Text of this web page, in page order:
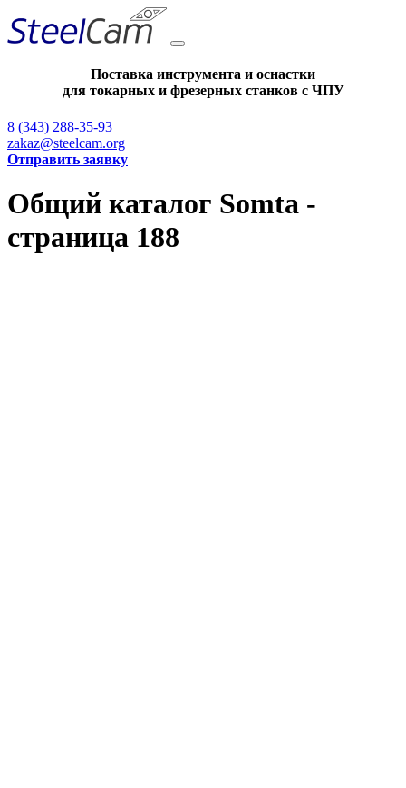
Поставка инструмента и оснастки
для токарных и фрезерных станков с ЧПУ
8 (343) 288-35-93
zakaz@steelcam.org
Отправить заявку
Общий каталог Somta -
страница 188